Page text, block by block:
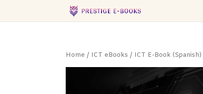
Home / ICT eBooks / ICT E-Book (Spanish)